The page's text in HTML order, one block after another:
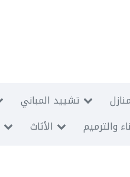
تشييد المباني
الأثاث والترميم